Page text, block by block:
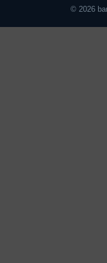
© 2026